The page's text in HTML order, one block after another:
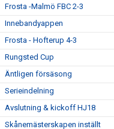
Frosta -Malmö FBC 2-3
Innebandyappen
Frosta - Hofterup 4-3
Rungsted Cup
Äntligen försäsong
Serieindelning
Avslutning & kickoff HJ18
Skånemästerskapen inställt